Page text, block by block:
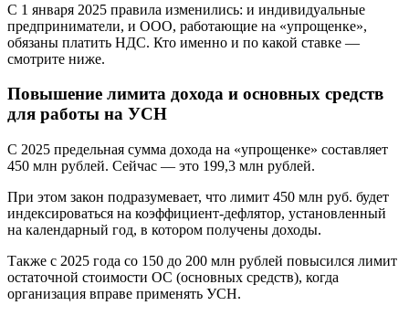
С 1 января 2025 правила изменились: и индивидуальные
предприниматели, и ООО, работающие на «упрощенке»,
обязаны платить НДС. Кто именно и по какой ставке —
смотрите ниже.
Повышение лимита дохода и основных средств
для работы на УСН
С 2025 предельная сумма дохода на «упрощенке» составляет
450 млн рублей. Сейчас — это 199,3 млн рублей.
При этом закон подразумевает, что лимит 450 млн руб. будет
индексироваться на коэффициент-дефлятор, установленный
на календарный год, в котором получены доходы.
Также с 2025 года со 150 до 200 млн рублей повысился лимит
остаточной стоимости ОС (основных средств), когда
организация вправе применять УСН.